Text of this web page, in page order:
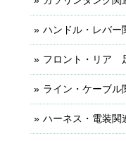
ハンドル・レバー
フロント・リア
ライン・ケーブル
ハーネス・電装関